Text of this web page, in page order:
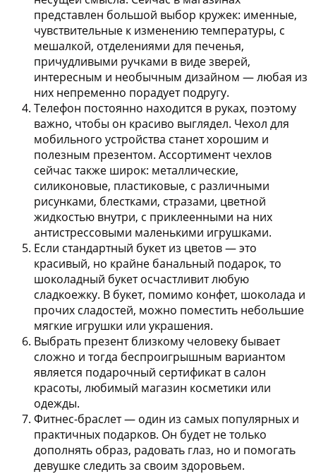
представлен большой выбор кружек: именные,
чувствительные к изменению температуры, с
мешалкой, отделениями для печенья,
причудливыми ручками в виде зверей,
интересным и необычным дизайном — любая из
них непременно порадует подругу.
Телефон постоянно находится в руках, поэтому
важно, чтобы он красиво выглядел. Чехол для
мобильного устройства станет хорошим и
полезным презентом. Ассортимент чехлов
сейчас также широк: металлические,
силиконовые, пластиковые, с различными
рисунками, блестками, стразами, цветной
жидкостью внутри, с приклеенными на них
антистрессовыми маленькими игрушками.
Если стандартный букет из цветов — это
красивый, но крайне банальный подарок, то
шоколадный букет осчастливит любую
сладкоежку. В букет, помимо конфет, шоколада и
прочих сладостей, можно поместить небольшие
мягкие игрушки или украшения.
Выбрать презент близкому человеку бывает
сложно и тогда беспроигрышным вариантом
является подарочный сертификат в салон
красоты, любимый магазин косметики или
одежды.
Фитнес-браслет — один из самых популярных и
практичных подарков. Он будет не только
дополнять образ, радовать глаз, но и помогать
девушке следить за своим здоровьем.